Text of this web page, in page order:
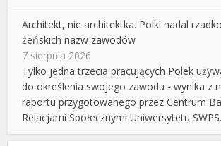
Architekt, nie architektka. Polki nadal
żeńskich nazw zawodów
7 sierpnia 2026
Tylko jedna trzecia pracujących Polek
do określenia swojego zawodu - wynika z
raportu przygotowanego przez Centrum
Relacjami Społecznymi Uniwersytetu SWPS.